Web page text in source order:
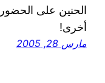
الحنين على
أخرى!
مارس 28, 2005